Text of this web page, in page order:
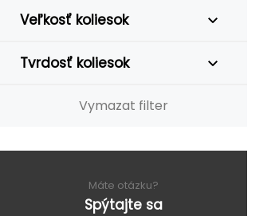
Veľkosť koliesok
Tvrdosť koliesok
Vymazat filter
Máte otázku?
Spýtajte sa